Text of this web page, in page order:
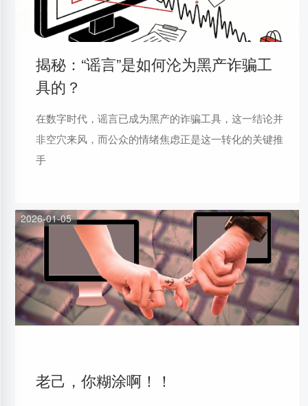
揭秘：“谣言”是如何沦为黑产诈骗工
具的？
在数字时代，谣言已成为黑产的诈骗工具，这一结论并
非空穴来风，而公众的情绪焦虑正是这一转化的关键推
手
2026-01-05
老己，你糊涂啊！！